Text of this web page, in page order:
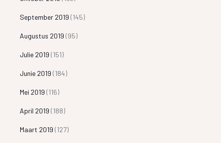
September 2019 (145)
Augustus 2019 (95)
Julie 2019 (151)
Junie 2019 (184)
Mei 2019 (116)
April 2019 (188)
Maart 2019 (127)